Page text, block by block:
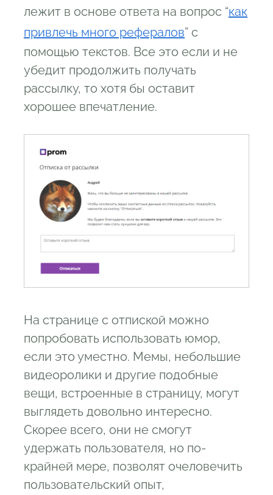
лежит в основе ответа на вопрос “как
привлечь много рефералов” с
помощью текстов. Все это если и не
убедит продолжить получать
рассылку, то хотя бы оставит
хорошее впечатление.
На странице с отпиской можно
попробовать использовать юмор,
если это уместно. Мемы, небольшие
видеоролики и другие подобные
вещи, встроенные в страницу, могут
выглядеть довольно интересно.
Скорее всего, они не смогут
удержать пользователя, но по-
крайней мере, позволят очеловечить
пользовательский опыт,